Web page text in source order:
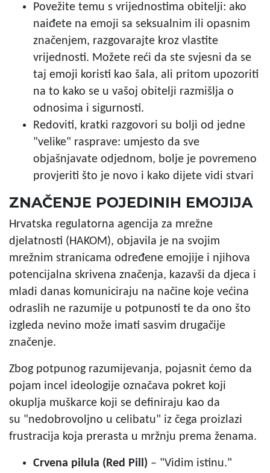
Povežite temu s vrijednostima obitelji: ako
naiđete na emoji sa seksualnim ili opasnim
značenjem, razgovarajte kroz vlastite
vrijednosti. Možete reći da ste svjesni da se
taj emoji koristi kao šala, ali pritom upozoriti
na to kako se u vašoj obitelji razmišlja o
odnosima i sigurnosti.
Redoviti, kratki razgovori su bolji od jedne
"velike" rasprave: umjesto da sve
objašnjavate odjednom, bolje je povremeno
provjeriti što je novo i kako dijete vidi stvari
ZNAČENJE POJEDINIH EMOJIJA
Hrvatska regulatorna agencija za mrežne
djelatnosti (HAKOM), objavila je na svojim
mrežnim stranicama određene emojije i njihova
potencijalna skrivena značenja, kazavši da djeca i
mladi danas komuniciraju na načine koje većina
odraslih ne razumije u potpunosti te da ono što
izgleda nevino može imati sasvim drugačije
značenje.
Zbog potpunog razumijevanja, pojasnit ćemo da
pojam incel ideologije označava pokret koji
okuplja muškarce koji se definiraju kao da
su "nedobrovoljno u celibatu" iz čega proizlazi
frustracija koja prerasta u mržnju prema ženama.
Crvena pilula (Red Pill) – "Vidim istinu."